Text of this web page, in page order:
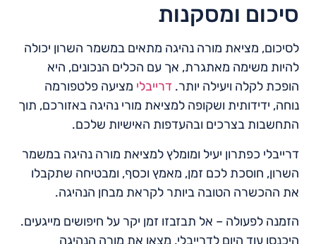
סיכום ומסקנות
לסיכום, מציאת מורה נהיגה מתאים במשמר השרון יכולה
להיות משימה מאתגרת, אך עם הכלים הנכונים, היא
הופכת לקלה ויעילה יותר. דרייבלי מציעה פלטפורמה
נוחה, ידידותית ושקופה למציאת מורי נהיגה באזורכם, תוך
התחשבות בצרכים ובהעדפות האישיות שלכם.
דרייבלי כפתרון יעיל ומומלץ למציאת מורה נהיגה במשמר
השרון, חוסכת לכם זמן, מאמץ וכסף, ומבטיחה שתקבלו
את ההכשרה הטובה ביותר לקראת מבחן הנהיגה.
הזמנה לפעולה – אל תבזבזו זמן יקר על חיפושים מייגעים.
היכנסו עוד היום לדרייבלי, מצאו את מורה הנהיגה